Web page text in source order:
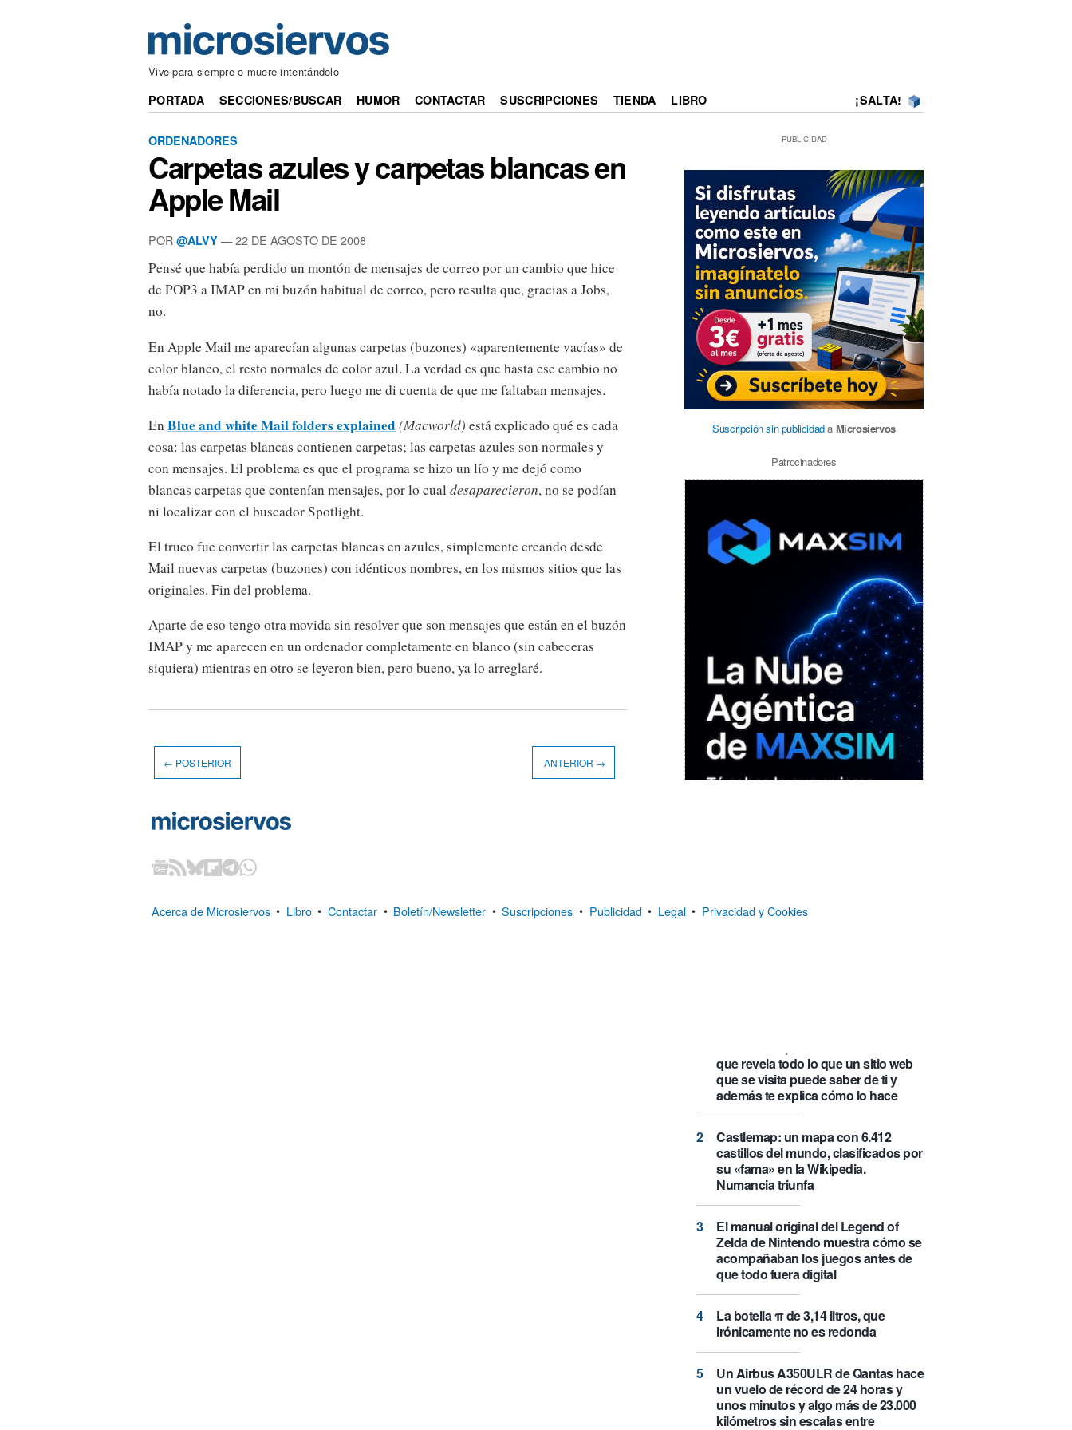
Vive para siempre o muere intentándolo
PORTADA SECCIONES/BUSCAR HUMOR CONTACTAR SUSCRIPCIONES TIENDA LIBRO ¡SALTA!
ORDENADORES
Carpetas azules y carpetas blancas en
Apple Mail
POR @ALVY — 22 DE AGOSTO DE 2008
Pensé que había perdido un montón de mensajes de correo por un cambio que hice
de POP3 a IMAP en mi buzón habitual de correo, pero resulta que, gracias a Jobs,
no.
En Apple Mail me aparecían algunas carpetas (buzones) «aparentemente vacías» de
color blanco, el resto normales de color azul. La verdad es que hasta ese cambio no
había notado la diferencia, pero luego me di cuenta de que me faltaban mensajes.
EnBlue and white Mail folders explained (Macworld) está explicado qué es cada
cosa: las carpetas blancas contienen carpetas; las carpetas azules son normales y
con mensajes. El problema es que el programa se hizo un lío y me dejó como
blancas carpetas que contenían mensajes, por lo cualdesaparecieron, no se podían
ni localizar con el buscador Spotlight.
El truco fue convertir las carpetas blancas en azules, simplemente creando desde
Mail nuevas carpetas (buzones) con idénticos nombres, en los mismos sitios que las
originales. Fin del problema.
Aparte de eso tengo otra movida sin resolver que son mensajes que están en el buzón
IMAP y me aparecen en un ordenador completamente en blanco (sin cabeceras
siquiera) mientras en otro se leyeron bien, pero bueno, ya lo arreglaré.
PUBLICIDAD
Suscripción sin publicidada Microsiervos
Patrocinadores
que revela todo lo que un sitio web
que se visita puede saber de ti y
además te explica cómo lo hace
Castlemap: un mapa con 6.412
castillos del mundo, clasificados por
su «fama» en la Wikipedia.
Numancia triunfa
El manual original del Legend of
Zelda de Nintendo muestra cómo se
acompañaban los juegos antes de
que todo fuera digital
La botella π de 3,14 litros, que
irónicamente no es redonda
Un Airbus A350ULR de Qantas hace
un vuelo de récord de 24 horas y
unos minutos y algo más de 23.000
kilómetros sin escalas entre
← POSTERIOR ANTERIOR →
Acerca de Microsiervos • Libro • Contactar • Boletín/Newsletter • Suscripciones • Publicidad • Legal • Privacidad y Cookies